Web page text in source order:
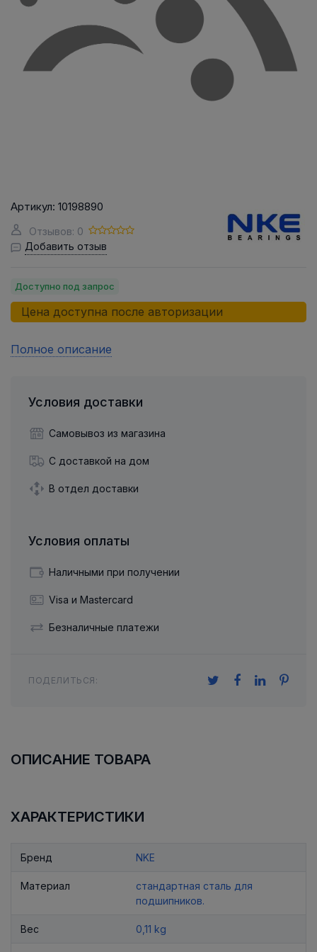
Артикул: 10198890
Отзывов: 0
Добавить отзыв
Доступно под запрос
Цена доступна после авторизации
Полное описание
Условия доставки
Самовывоз из магазина
С доставкой на дом
В отдел доставки
Условия оплаты
Наличными при получении
Visa и Mastercard
Безналичные платежи
ПОДЕЛИТЬСЯ:
ОПИСАНИЕ ТОВАРА
ХАРАКТЕРИСТИКИ
Бренд NKE
Материал
стандартная сталь для
подшипников.
Вес 0,11 kg